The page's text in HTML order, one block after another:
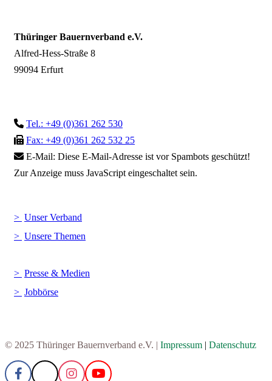
Thüringer Bauernverband e.V.
Alfred-Hess-Straße 8
99094 Erfurt
Tel.: +49 (0)361 262 530
Fax: +49 (0)361 262 532 25
E-Mail: Diese E-Mail-Adresse ist vor Spambots geschützt!
Zur Anzeige muss JavaScript eingeschaltet sein.
Unser Verband
Unsere Themen
Presse & Medien
Jobbörse
© 2025 Thüringer Bauernverband e.V. | Impressum | Datenschutz